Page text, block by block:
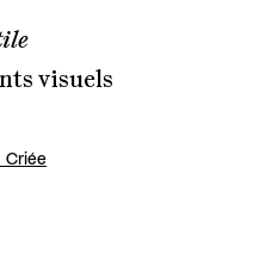
visuels
Criée